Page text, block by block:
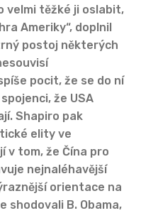
velmi těžké ji oslabit,
Ameriky“, doplnil
postoj některých
pocit, že se do ní
že USA
Shapiro pak
elity ve
v tom, že Čína pro
nejnaléhavější
orientace na
shodovali B. Obama,